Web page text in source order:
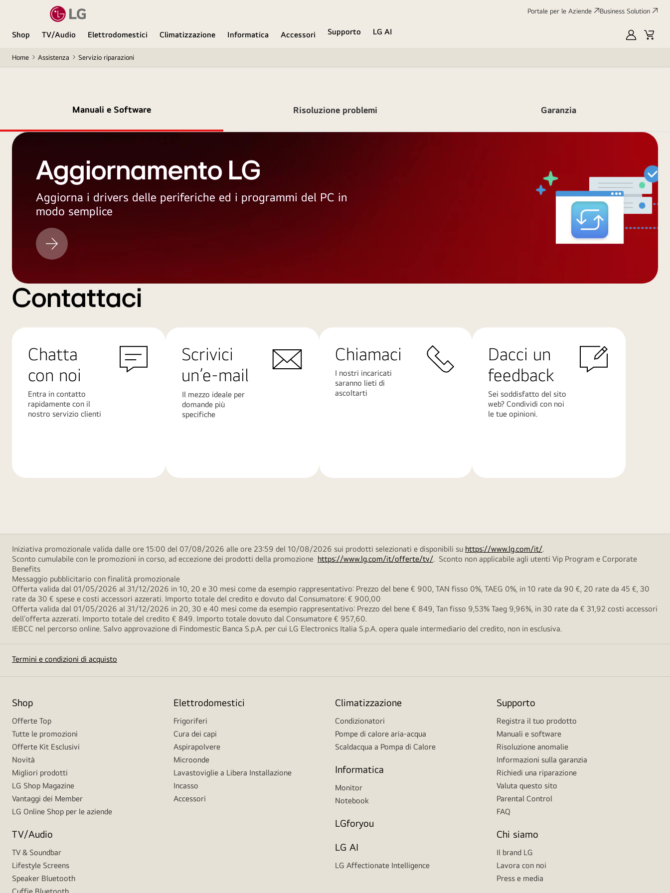
Portale per le Aziende Business Solution
Shop TV/Audio Elettrodomestici Climatizzazione Informatica Accessori Supporto
LG AI
My
Cart
Home Assistenza Servizio riparazioni
Manuali e Software Risoluzione problemi Garanzia
Aggiornamento LG
Aggiorna i drivers delle periferiche ed i programmi del PC in
modo semplice
Aggiornamento
LG
Contattaci
Chatta
con noi
Entra in contatto
rapidamente con il
nostro servizio clienti
Scrivici
un’e-mail
Il mezzo ideale per
domande più
specifiche
Chiamaci
I nostri incaricati
saranno lieti di
ascoltarti
Dacci un
feedback
Sei soddisfatto del sito
web? Condividi con noi
le tue opinioni.
Iniziativa promozionale valida dalle ore 15:00 del 07/08/2026 alle ore 23:59 del 10/08/2026 sui prodotti selezionati e disponibili su https://www.lg.com/it/.
Sconto cumulabile con le promozioni in corso, ad eccezione dei prodotti della promozione https://www.lg.com/it/offerte/tv/. Sconto non applicabile agli utenti Vip Program e Corporate
Benefits
Messaggio pubblicitario con finalità promozionale
Offerta valida dal 01/05/2026 al 31/12/2026 in 10, 20 e 30 mesi come da esempio rappresentativo: Prezzo del bene € 900, TAN fisso 0%, TAEG 0%, in 10 rate da 90 €, 20 rate da 45 €, 30
rate da 30 € spese e costi accessori azzerati. Importo totale del credito e dovuto dal Consumatore: € 900,00
Offerta valida dal 01/05/2026 al 31/12/2026 in 20, 30 e 40 mesi come da esempio rappresentativo: Prezzo del bene € 849, Tan fisso 9,53% Taeg 9,96%, in 30 rate da € 31,92 costi accessori
dell’offerta azzerati. Importo totale del credito € 849. Importo totale dovuto dal Consumatore € 957,60.
IEBCC nel percorso online. Salvo approvazione di Findomestic Banca S.p.A. per cui LG Electronics Italia S.p.A. opera quale intermediario del credito, non in esclusiva.
Termini e condizioni di acquisto
Shop
Offerte Top
Tutte le promozioni
Offerte Kit Esclusivi
Novità
Migliori prodotti
LG Shop Magazine
Vantaggi dei Member
LG Online Shop per le aziende
TV/Audio
TV & Soundbar
Lifestyle Screens
Speaker Bluetooth
Elettrodomestici
Frigoriferi
Cura dei capi
Aspirapolvere
Microonde
Lavastoviglie a Libera Installazione
Incasso
Accessori
Climatizzazione
Condizionatori
Pompe di calore aria-acqua
Scaldacqua a Pompa di Calore
Informatica
Monitor
Notebook
LGforyou
LG AI
LG Affectionate Intelligence
Supporto
Registra il tuo prodotto
Manuali e software
Risoluzione anomalie
Informazioni sulla garanzia
Richiedi una riparazione
Valuta questo sito
Parental Control
FAQ
Chi siamo
Il brand LG
Lavora con noi
Press e media